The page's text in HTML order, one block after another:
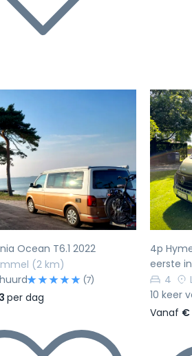
Volgende
Ocean T6.1 2022
(2 km)
(7)
per dag
4p
eerste
4
10 keer
Vanaf €